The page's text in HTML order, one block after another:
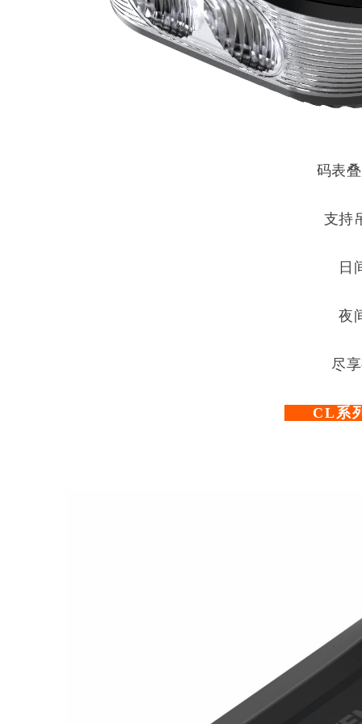
码表
支持
日
夜
尽
CL系